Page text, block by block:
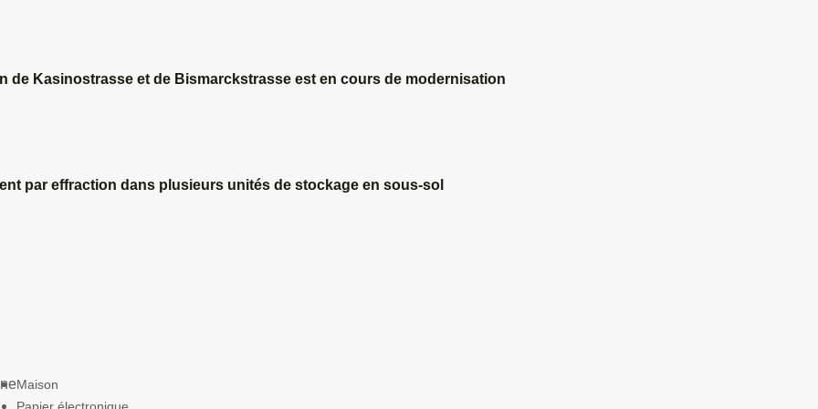
de Kasinostrasse et de Bismarckstrasse est en cours de modernisation
par effraction dans plusieurs unités de stockage en sous-sol
Maison